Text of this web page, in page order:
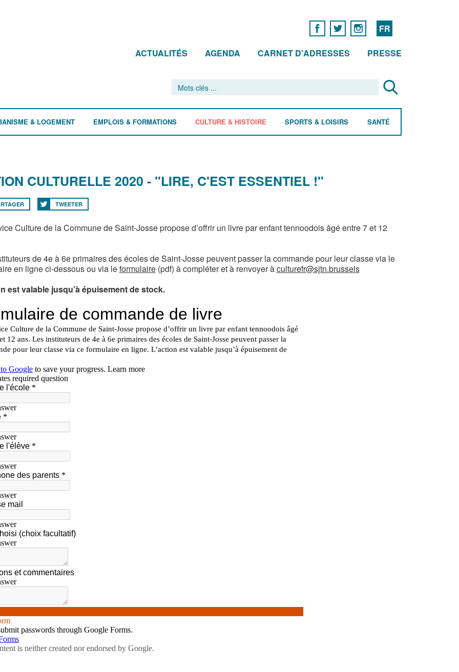
FR
ACTUALITÉS AGENDA CARNET D'ADRESSES PRESSE
& LOGEMENT EMPLOIS & FORMATIONS CULTURE & HISTOIRE SPORTS & LOISIRS SANTÉ
CULTURELLE 2020 - "LIRE, C'EST ESSENTIEL !"
TWEETER
Culture de la Commune de Saint-Josse propose d’offrir un livre par enfant tennoodois âgé entre 7 et 12
de 4e à 6e primaires des écoles de Saint-Josse peuvent passer la commande pour leur classe via le
en ligne ci-dessous ou via leformulaire(pdf) à compléter et à renvoyer àculturefr@sjtn.brussels
est valable jusqu’à épuisement de stock.